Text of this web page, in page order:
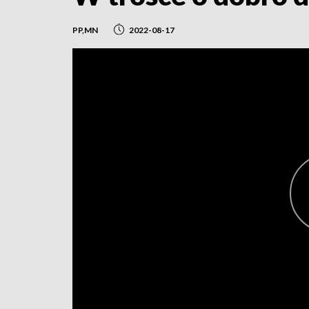
PP,MN 2022-08-17